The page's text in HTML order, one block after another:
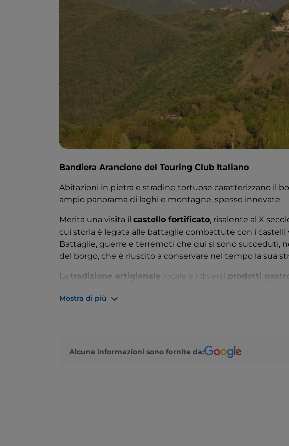
Bandiera Arancione del Touring Club Italiano
Abitazioni in pietra e stradine tortuose caratterizzano il
ampio panorama di laghi e montagne, spesso innevate.
Merita una visita il castello fortificato, risalente al X
cui storia è legata alle battaglie combattute con i castelli
Battaglie, guerre e terremoti che qui si sono succeduti,
del borgo, che è riuscito a conservare nel tempo la sua
La tradizione artigianale locale e i diversi prodotti
Mostra di più
Alcune informazioni sono fornite da: